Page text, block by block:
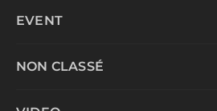
EVENT
NON CLASSÉ